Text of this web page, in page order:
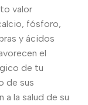
valor
fósforo,
y ácidos
el
de tu
de sus
a la salud de su